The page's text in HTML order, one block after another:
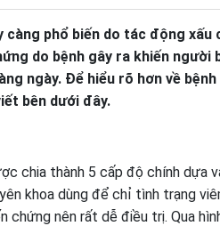
phổ biến do tác động
do bệnh gây ra khiến người
ngày. Để hiểu rõ hơn về
bên dưới đây.
chia thành 5 cấp độ chính dựa
khoa dùng để chỉ tình trạng
nên rất dễ điều trị. Qua